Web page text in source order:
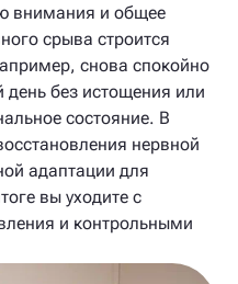
внимания и общее
срыва строится
снова спокойно
без истощения или
состояние. В
нервной
адаптации для
вы уходите с
и контрольными